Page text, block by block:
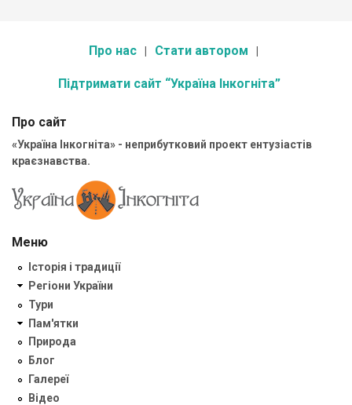
Про нас Стати автором
Підтримати сайт “Україна Інкогніта”
Про сайт
«Україна Інкогніта» - неприбутковий проект ентузіастів
краєзнавства.
Меню
Історія і традиції
Регіони України
Тури
Пам'ятки
Природа
Блог
Галереї
Відео